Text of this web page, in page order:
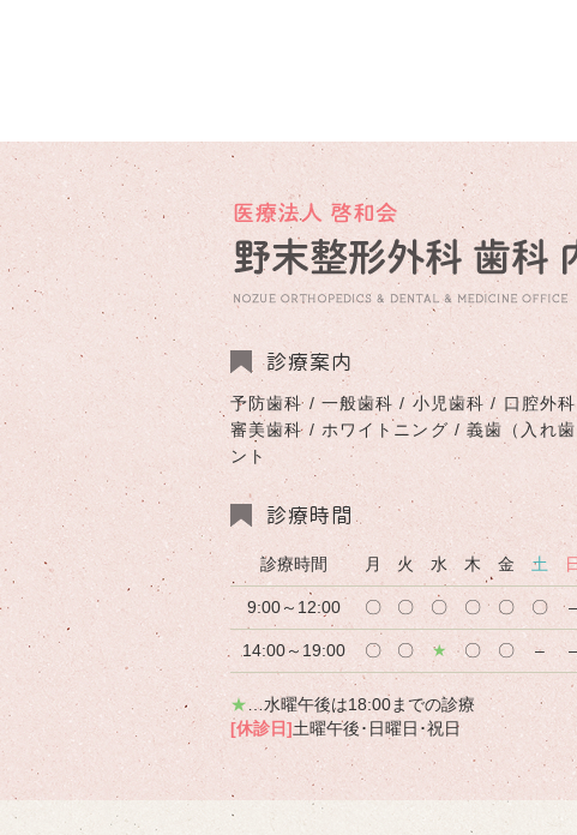
診療案内
予防歯科 / 一般歯科 / 小児歯科 / 口腔外
審美歯科 / ホワイトニング / 義歯（入れ
ント
診療時間
診療時間 月 火 水 木 金 土 日
9:00～12:00 〇 〇 〇 〇 〇 〇 –
14:00～19:00 〇 〇 ★ 〇 〇 – –
★ …水曜午後は18:00までの診療
[休診日]土曜午後･日曜日･祝日